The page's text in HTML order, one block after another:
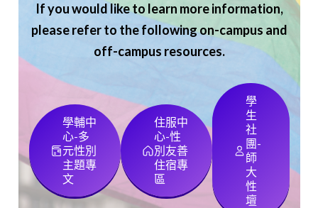
If you would like to learn more information,
please refer to the following on-campus and
off-campus resources.
學輔中
心-多
元性別
主題專
文
住服中
心-性
別友善
住宿專
區
學
生
社
團-
師
大
性
壇